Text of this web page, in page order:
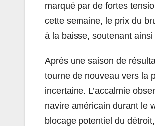
marqué par de fortes
cette semaine, le prix du
à la baisse, soutenant
Après une saison de
tourne de nouveau vers la
incertaine. L’accalmie
navire américain durant le
blocage potentiel du